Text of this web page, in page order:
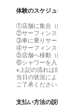
体験のスケジ
①店舗に集合（
②サーフィンス
③車に乗りサー
④サーフィンス
⑤店舗へ移動（
⑥シャワーを入
※上記の流れは
当日の状況に
ご了承ください
支払い方法の